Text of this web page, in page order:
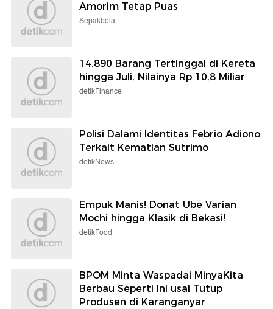
Amorim Tetap Puas
Sepakbola
14.890 Barang Tertinggal di Kereta
hingga Juli, Nilainya Rp 10,8 Miliar
detikFinance
Polisi Dalami Identitas Febrio Adiono
Terkait Kematian Sutrimo
detikNews
Empuk Manis! Donat Ube Varian
Mochi hingga Klasik di Bekasi!
detikFood
BPOM Minta Waspadai MinyaKita
Berbau Seperti Ini usai Tutup
Produsen di Karanganyar